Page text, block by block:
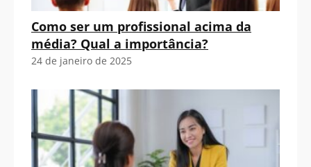
Como ser um profissional acima da
média? Qual a importância?
24 de janeiro de 2025